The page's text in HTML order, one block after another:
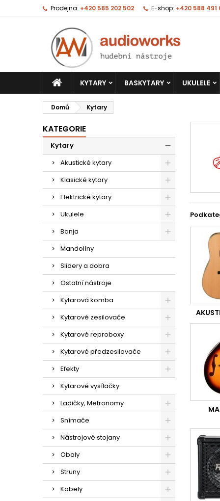
Prodejna: +420 585 202 502 E-shop: +420 588 491
KYTARY BASKYTARY UKULELE
Domů Kytary
KATEGORIE
Kytary
Akustické kytary
Klasické kytary
Elektrické kytary
Ukulele
Banja
Mandolíny
Slidery a dobra
Ostatní nástroje
Kytarová komba
Kytarové zesilovače
Kytarové reproboxy
Kytarové předzesilovače
Efekty
Kytarové vysílačky
Ladičky, Metronomy
Snímače
Nástrojové stojany
Obaly
Struny
Kabely